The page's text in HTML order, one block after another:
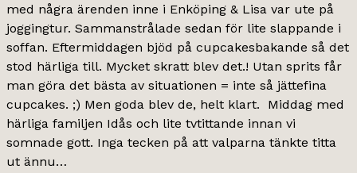
med några ärenden inne i Enköping & Lisa var ute på
joggingtur. Sammanstrålade sedan för lite slappande i
soffan. Eftermiddagen bjöd på cupcakesbakande så det
stod härliga till. Mycket skratt blev det.! Utan sprits får
man göra det bästa av situationen = inte så jättefina
cupcakes. ;) Men goda blev de, helt klart. Middag med
härliga familjen Idås och lite tvtittande innan vi
somnade gott. Inga tecken på att valparna tänkte titta
ut ännu…